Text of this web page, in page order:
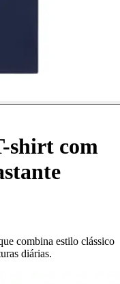
shirt com
combina estilo clássico
diárias.